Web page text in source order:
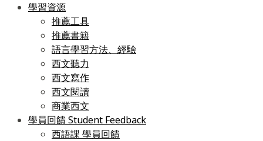
學習資源
推薦工具
推薦書籍
語言學習方法、經驗
西文聽力
西文寫作
西文閱讀
商業西文
學員回饋 Student Feedback
西語課 學員回饋